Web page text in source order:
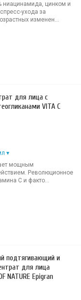
ниацинамида, цинком и
ухода за
изменен...
для лица с
VITA C
мощным
Революционное
С и факто...
подтягивающий и
для лица
NATURE Epigran